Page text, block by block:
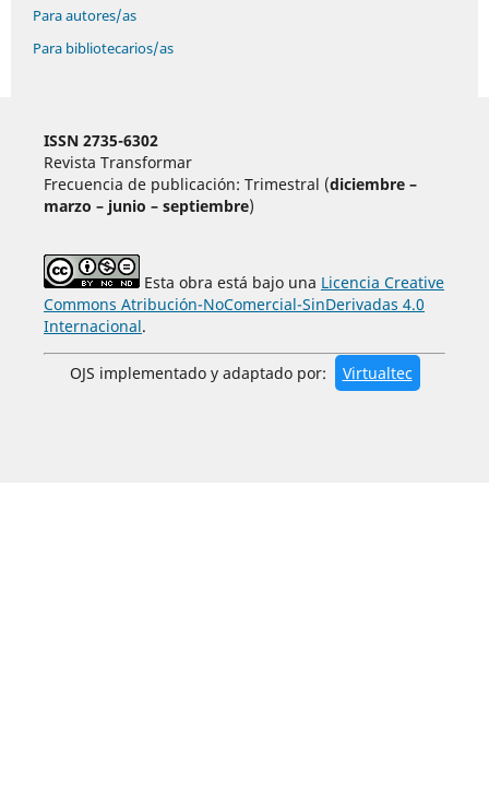
Para autores/as
Para bibliotecarios/as
ISSN 2735-6302
Revista Transformar
Frecuencia de publicación: Trimestral (diciembre –
marzo – junio – septiembre)
Esta obra está bajo una Licencia Creative
Commons Atribución-NoComercial-SinDerivadas 4.0
Internacional.
OJS implementado y adaptado por: Virtualtec